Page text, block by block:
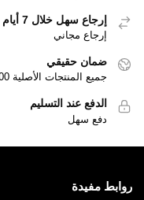
إرجاع سهل خلال 7 أيام
إرجاع مجاني
ضمان حقيقي
جميع المنتجات الأصلية 100%
الدفع عند التسليم
دفع سهل
روابط مفيدة